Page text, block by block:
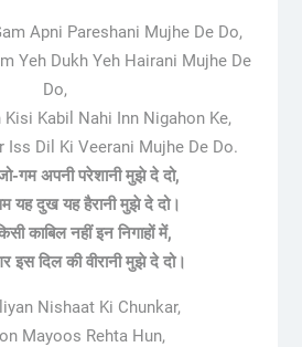
Apni Pareshani Mujhe De Do,
Yeh Dukh Yeh Hairani Mujhe De
Do,
Kabil Nahi Inn Nigahon Ke,
Iss Dil Ki Veerani Mujhe De Do.
गम अपनी परेशानी मुझे दे दो,
यह दुख यह हैरानी मुझे दे दो।
काबिल नहीं इन निगाहों में,
इस दिल की वीरानी मुझे दे दो।
Nishaat Ki Chunkar,
Mayoos Rehta Hun,